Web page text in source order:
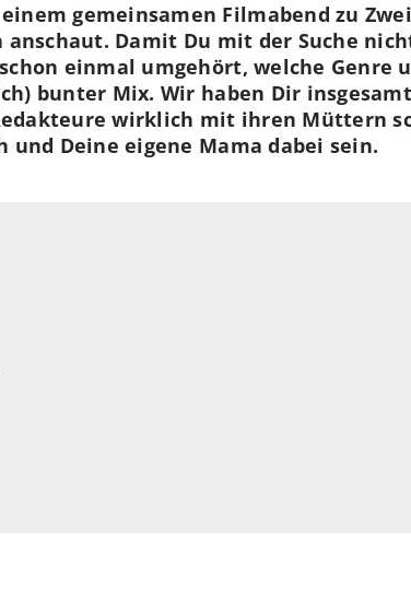
gemeinsamen Filmabend zu
Damit Du mit der Suche
einmal umgehört, welche Genre
bunter Mix. Wir haben Dir
wirklich mit ihren Müttern
Deine eigene Mama dabei sein.